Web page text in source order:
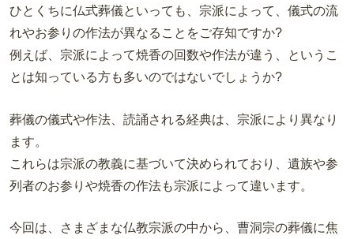
ひとくちに仏式葬儀といっても、宗派によって、儀式の流
れやお参りの作法が異なることをご存知ですか?
例えば、宗派によって焼香の回数や作法が違う、というこ
とは知っている方も多いのではないでしょうか?
葬儀の儀式や作法、読誦される経典は、宗派により異なり
ます。
これらは宗派の教義に基づいて決められており、遺族や参
列者のお参りや焼香の作法も宗派によって違います。
今回は、さまざまな仏教宗派の中から、曹洞宗の葬儀に焦